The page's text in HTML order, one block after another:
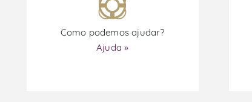
Como podemos ajudar?
Ajuda »